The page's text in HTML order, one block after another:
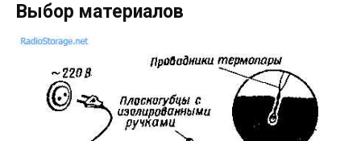
Выбор материалов